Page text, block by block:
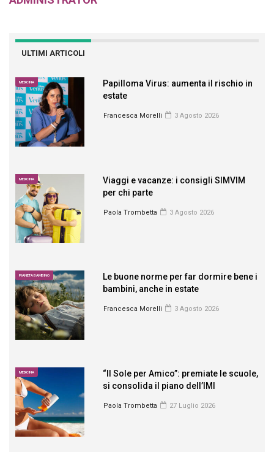
ULTIMI ARTICOLI
MEDICINA
Papilloma Virus: aumenta il rischio in
estate
Francesca Morelli 3 Agosto 2026
MEDICINA
Viaggi e vacanze: i consigli SIMVIM
per chi parte
Paola Trombetta 3 Agosto 2026
PIANETA BAMBINO
Le buone norme per far dormire bene i
bambini, anche in estate
Francesca Morelli 3 Agosto 2026
MEDICINA
“Il Sole per Amico”: premiate le scuole,
si consolida il piano dell’IMI
Paola Trombetta 27 Luglio 2026